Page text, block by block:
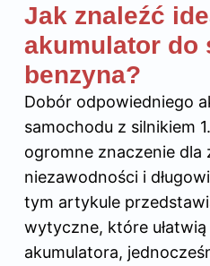
Jak znaleźć
akumulator do
benzyna?
Dobór odpowiedniego
samochodu z silnikiem
ogromne znaczenie dla
niezawodności i
tym artykule
wytyczne, które
akumulatora,